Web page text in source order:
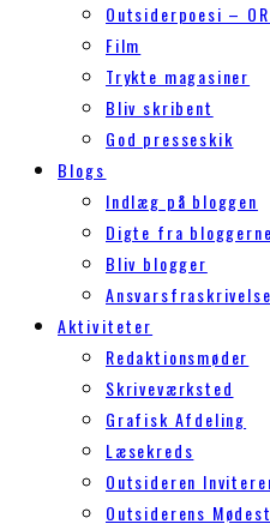
Outsiderpoesi –
Film
Trykte magasiner
Bliv skribent
God presseskik
Blogs
Indlæg på bloggen
Digte fra bloggerne
Bliv blogger
Aktiviteter
Redaktionsmøder
Skriveværksted
Grafisk Afdeling
Læsekreds
Outsideren
Outsiderens